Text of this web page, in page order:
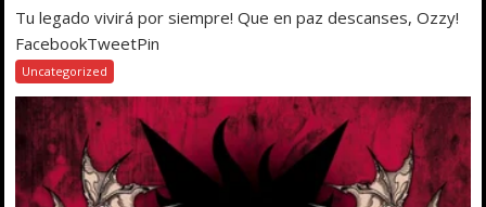
Tu legado vivirá por siempre! Que en paz descanses, Ozzy!
FacebookTweetPin
Uncategorized